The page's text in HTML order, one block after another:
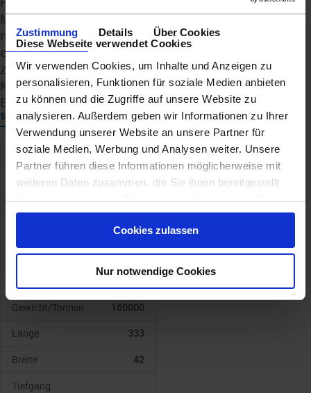
Zustimmung Details
Über Cookies
Diese Webseite verwendet Cookies
Wir verwenden Cookies, um Inhalte und Anzeigen zu
personalisieren, Funktionen für soziale Medien anbieten
zu können und die Zugriffe auf unsere Website zu
analysieren. Außerdem geben wir Informationen zu Ihrer
Verwendung unserer Website an unsere Partner für
soziale Medien, Werbung und Analysen weiter. Unsere
Partner führen diese Informationen möglicherweise mit
weiteren Daten zusammen, die Sie ihnen bereitgestellt
haben oder die sie im Rahmen Ihrer Nutzung der Dienste
gesammelt haben.
Cookies zulassen
Nur notwendige Cookies
Mein-Schiff-Flotte: mehr Raum, mehr Genuss und
moderne Umwelttechnologie. Sie verbindet das
entspannte Wohlfühlkonzept der Marke mit einem
zukunftsorientierten Ansatz für nachhaltigere
Kreuzfahrten – und schafft damit ein ganz neues
Erlebnis auf See.
SCHIFF
Schiffskategorie
4
Schiffstyp
Baujahr
2025
Anz. Kabinen
Gewicht/Tonnen
160000
Länge
333
Breite
42
Tiefgang